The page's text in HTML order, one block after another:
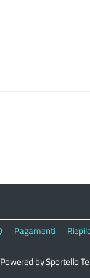
Pagamenti
Powered by Sportello